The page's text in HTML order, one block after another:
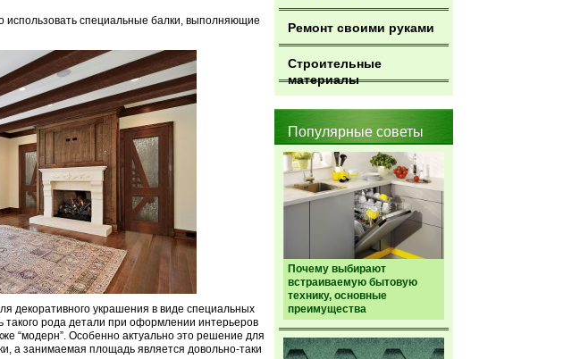
Ремонт своими руками
Строительные
материалы
Популярные советы
Почему выбирают
встраиваемую бытовую
технику, основные
преимущества
специальные балки, выполняющие
декоративного украшения в виде специальных
рода детали при оформлении интерьеров
“модерн”. Особенно актуально это решение для
а занимаемая площадь является довольно-таки